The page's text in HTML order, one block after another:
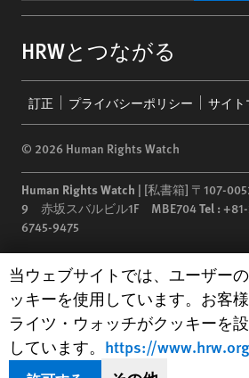
HRWとつながる
menu
訂正 プライバシーポリシー サイ
© 2026 Human Rights Watch
Human Rights Watch | [私書箱] 〒107-
9 赤坂スバルビル1F MBE704Tel :
6745-9475
under EIN: 13-2875808
Human Rights Watch cookie
当ウェブサイトでは、ユーザー
ッキーを使用しています。お客
ライツ・ウォッチがクッキーを
しています。 https://